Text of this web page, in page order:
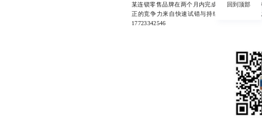
某连锁零售品牌在两个月内完成三轮私域引流
正的竞争力来自快速试错与持续优化，而我们
17723342546
回到顶部